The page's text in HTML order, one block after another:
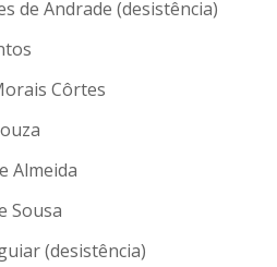
de Andrade (desistência)
Côrtes
Almeida
Sousa
(desistência)